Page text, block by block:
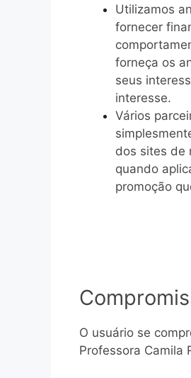
Utilizamos
fornecer
forneça os
seus
interesse.
Vários
dos sites de
quando
promoção
O usuário se
Professora Camila